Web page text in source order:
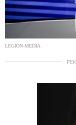
LEGION-MEDIA